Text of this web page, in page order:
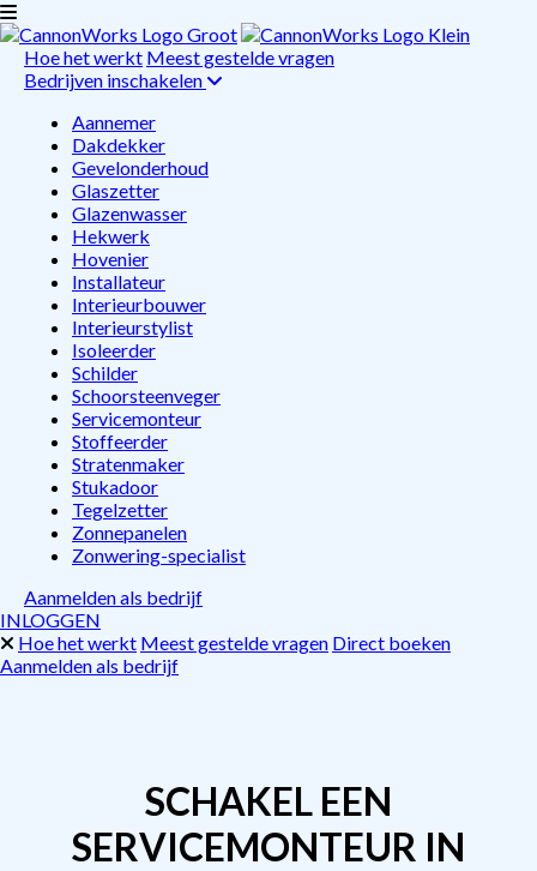
Hoe het werkt Meest gestelde vragen
Bedrijven inschakelen
Aannemer
Dakdekker
Gevelonderhoud
Glaszetter
Glazenwasser
Hekwerk
Hovenier
Installateur
Interieurbouwer
Interieurstylist
Isoleerder
Schilder
Schoorsteenveger
Servicemonteur
Stoffeerder
Stratenmaker
Stukadoor
Tegelzetter
Zonnepanelen
Zonwering-specialist
Aanmelden als bedrijf
INLOGGEN
Hoe het werkt Meest gestelde vragen Direct boeken
Aanmelden als bedrijf
SCHAKEL EEN
SERVICEMONTEUR IN